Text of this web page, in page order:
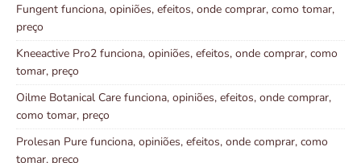
Fungent funciona, opiniões, efeitos, onde comprar, como tomar,
preço
Kneeactive Pro2 funciona, opiniões, efeitos, onde comprar, como
tomar, preço
Oilme Botanical Care funciona, opiniões, efeitos, onde comprar,
como tomar, preço
Prolesan Pure funciona, opiniões, efeitos, onde comprar, como
tomar, preço